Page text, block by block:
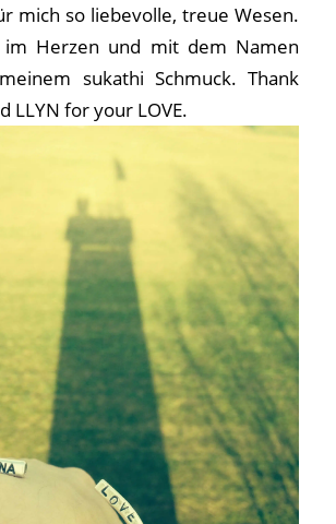
mich so liebevolle, treue Wesen.
Herzen und mit dem Namen
sukathi Schmuck. Thank
LLYN for your LOVE.